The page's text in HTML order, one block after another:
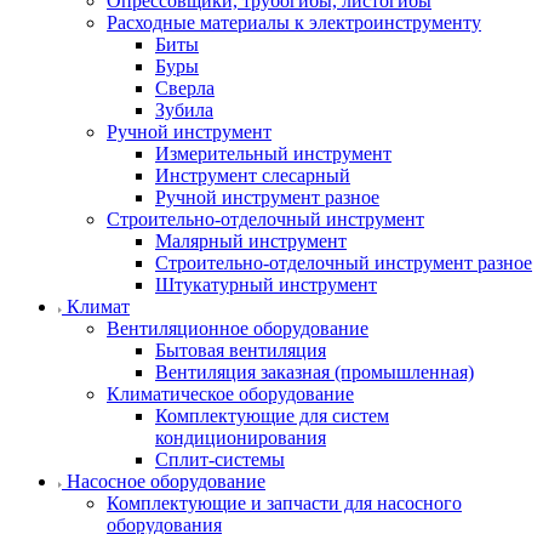
Расходные материалы к электроинструменту
Биты
Буры
Сверла
Зубила
Ручной инструмент
Измерительный инструмент
Инструмент слесарный
Ручной инструмент разное
Строительно-отделочный инструмент
Малярный инструмент
Строительно-отделочный инструмент разное
Штукатурный инструмент
Климат
Вентиляционное оборудование
Бытовая вентиляция
Вентиляция заказная (промышленная)
Климатическое оборудование
Комплектующие для систем
кондиционирования
Сплит-системы
Насосное оборудование
Комплектующие и запчасти для насосного
оборудования